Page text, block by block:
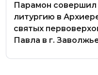
Парамон
литургию в
святых
Павла в г.